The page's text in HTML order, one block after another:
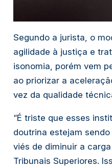
Segundo a jurista, o
agilidade à justiça e
isonomia, porém vem
ao priorizar a
vez da qualidade
“É triste que esses
doutrina estejam
viés de diminuir a
Tribunais Superiores.